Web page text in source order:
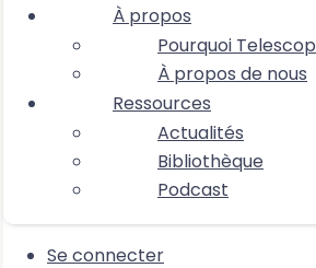
À propos
Pourquoi Telescop
À propos de nous
Ressources
Actualités
Bibliothèque
Podcast
Se connecter